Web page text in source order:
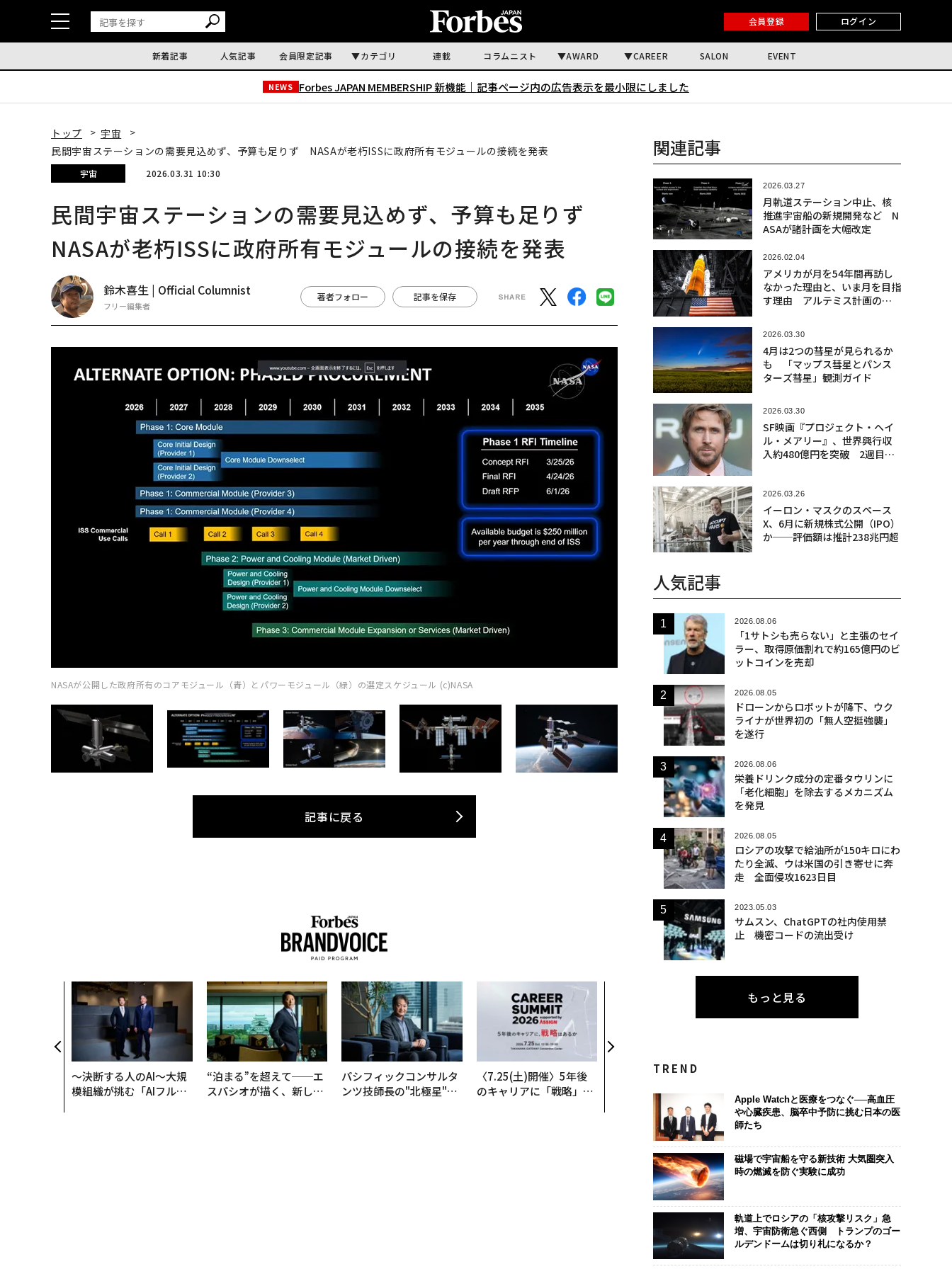
会員登録 ログイン
新着記事 人気記事 会員限定記事 カテゴリ 連載 コラムニスト AWARD CAREER SALON EVENT
NEWS Forbes JAPAN MEMBERSHIP 新機能｜ 記事ページ内の広告表示を最小限にしました
トップ
宇宙
民間宇宙ステーションの需要見込めず、予算も足りず NASAが老朽ISSに政府所有モジュールの接続を発表
宇宙 2026.03.31 10:30
民間宇宙ステーションの需要見込めず、予算も足りず
NASAが老朽ISSに政府所有モジュールの接続を発表
鈴木喜生 | Official Columnist
フリー編集者
著者フォロー 記事を保存
NASAが公開した政府所有のコアモジュール（青）とパワーモジュール（緑）の選定スケジュール (c)NASA
記事に戻る
〜決断する人のAI〜大規
模組織が挑む「AIフル実
“泊まる”を超えて──エ
スパシオが描く、新しい
パシフィックコンサルタ
ンツ技師長の"北極星"。
〈7.25(土)開催〉5年後
のキャリアに「戦略」は
R」の哲学
「誠実さ」は競争力にな
関連記事
2026.03.27
月軌道ステーション中止、核
推進宇宙船の新規開発など N
ASAが諸計画を大幅改定
2026.02.04
アメリカが月を54年間再訪し
なかった理由と、いま月を目指
す理由 アルテミス計画の真
2026.03.30
4月は2つの彗星が見られるか
も 「マップス彗星とパンス
ターズ彗星」観測ガイド
2026.03.30
SF映画『プロジェクト・ヘイ
ル・メアリー』、世界興行収
入約480億円を突破 2週目も
2026.03.26
イーロン・マスクのスペース
X、6月に新規株式公開（IPO）
か──評価額は推計238兆円超
人気記事
2026.08.06
「1サトシも売らない」と主張のセイ
ラー、取得原価割れで約165億円のビ
ットコインを売却
2026.08.05
ドローンからロボットが降下、ウク
ライナが世界初の「無人空挺強襲」
を遂行
2026.08.06
栄養ドリンク成分の定番タウリンに
「老化細胞」を除去するメカニズム
を発見
2026.08.05
ロシアの攻撃で給油所が150キロにわ
たり全滅、ウは米国の引き寄せに奔
走 全面侵攻1623日目
2023.05.03
サムスン、ChatGPTの社内使用禁
止 機密コードの流出受け
もっと見る
TREND
Apple Watchと医療をつなぐ──高血圧
や心臓疾患、脳卒中予防に挑む日本の医
師たち
磁場で宇宙船を守る新技術 大気圏突入
時の燃滅を防ぐ実験に成功
軌道上でロシアの「核攻撃リスク」急
増、宇宙防衛急ぐ西側 トランプのゴー
ルデンドームは切り札になるか？